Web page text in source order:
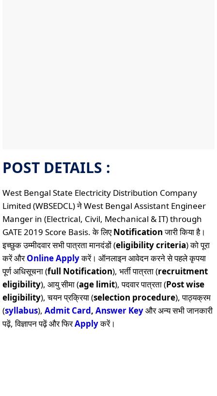
POST DETAILS :
West Bengal State Electricity Distribution Company
Limited (WBSEDCL) ने West Bengal Assistant Engineer
Manger in (Electrical, Civil, Mechanical & IT) through
GATE 2019 Score Basis. के लिएNotificationजारी किया है।
इच्छुक उम्मीदवार सभी पात्रता मानदंडों (eligibility criteria) को पूरा
करें औरOnlineApplyकरें। ऑनलाइन आवेदन करने से पहले कृपया
पूर्ण अधिसूचना (full Notification), भर्ती पात्रता (recruitment
eligibility), आयु सीमा (age limit), पदवार पात्रता (Post wise
eligibility), चयन प्रक्रिया (selection procedure), पाठ्यक्रम
(syllabus), Admit Card, Answer Keyऔर अन्य सभी जानकारी
पढ़ें, विज्ञापन पढ़ें और फिरApplyकरें।